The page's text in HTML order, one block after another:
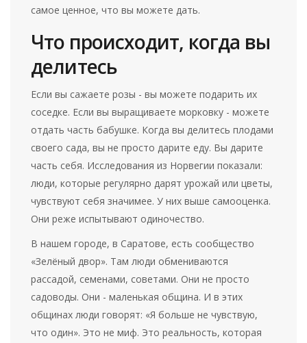
самое ценное, что вы можете дать.
Что происходит, когда вы
делитесь
Если вы сажаете розы - вы можете подарить их
соседке. Если вы выращиваете морковку - можете
отдать часть бабушке. Когда вы делитесь плодами
своего сада, вы не просто дарите еду. Вы дарите
часть себя. Исследования из Норвегии показали:
люди, которые регулярно дарят урожай или цветы,
чувствуют себя значимее. У них выше самооценка.
Они реже испытывают одиночество.
В нашем городе, в Саратове, есть сообщество
«Зелёный двор». Там люди обмениваются
рассадой, семенами, советами. Они не просто
садоводы. Они - маленькая община. И в этих
общинах люди говорят: «Я больше не чувствую,
что один». Это не миф. Это реальность, которая